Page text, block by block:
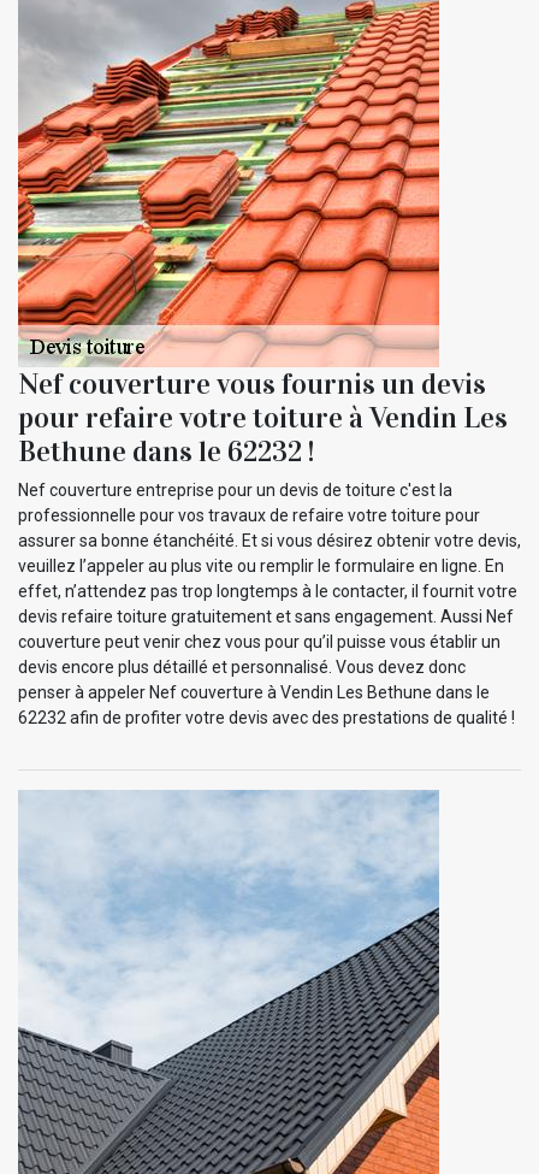
Nef couverture vous fournis un devis
pour refaire votre toiture à Vendin Les
Bethune dans le 62232 !
Nef couverture entreprise pour un devis de toiture c'est la
professionnelle pour vos travaux de refaire votre toiture pour
assurer sa bonne étanchéité. Et si vous désirez obtenir votre devis,
veuillez l’appeler au plus vite ou remplir le formulaire en ligne. En
effet, n’attendez pas trop longtemps à le contacter, il fournit votre
devis refaire toiture gratuitement et sans engagement. Aussi Nef
couverture peut venir chez vous pour qu’il puisse vous établir un
devis encore plus détaillé et personnalisé. Vous devez donc
penser à appeler Nef couverture à Vendin Les Bethune dans le
62232 afin de profiter votre devis avec des prestations de qualité !